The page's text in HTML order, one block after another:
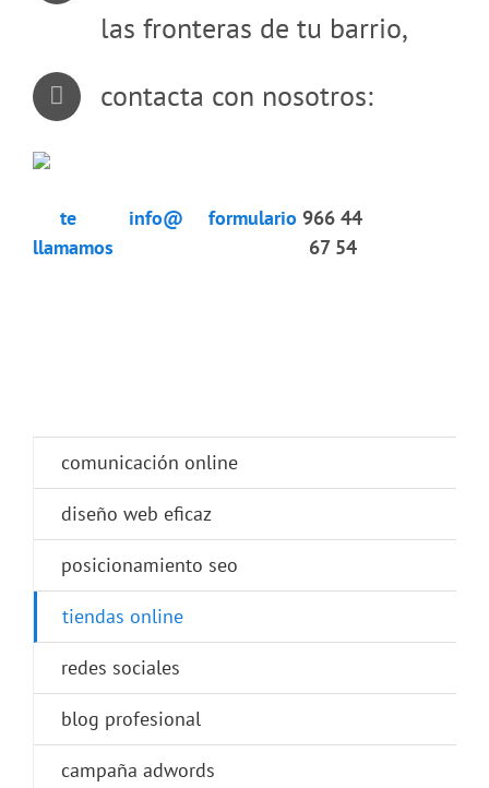
las fronteras de tu barrio,
contacta con nosotros:
te
llamamos
info@ formulario 966 44
67 54
comunicación online
diseño web eficaz
posicionamiento seo
tiendas online
redes sociales
blog profesional
campaña adwords